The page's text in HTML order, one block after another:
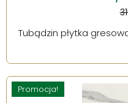
Tubądzin płytka
Promocja!